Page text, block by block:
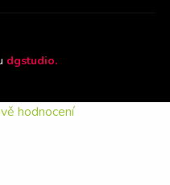
dgstudio.
hodnocení